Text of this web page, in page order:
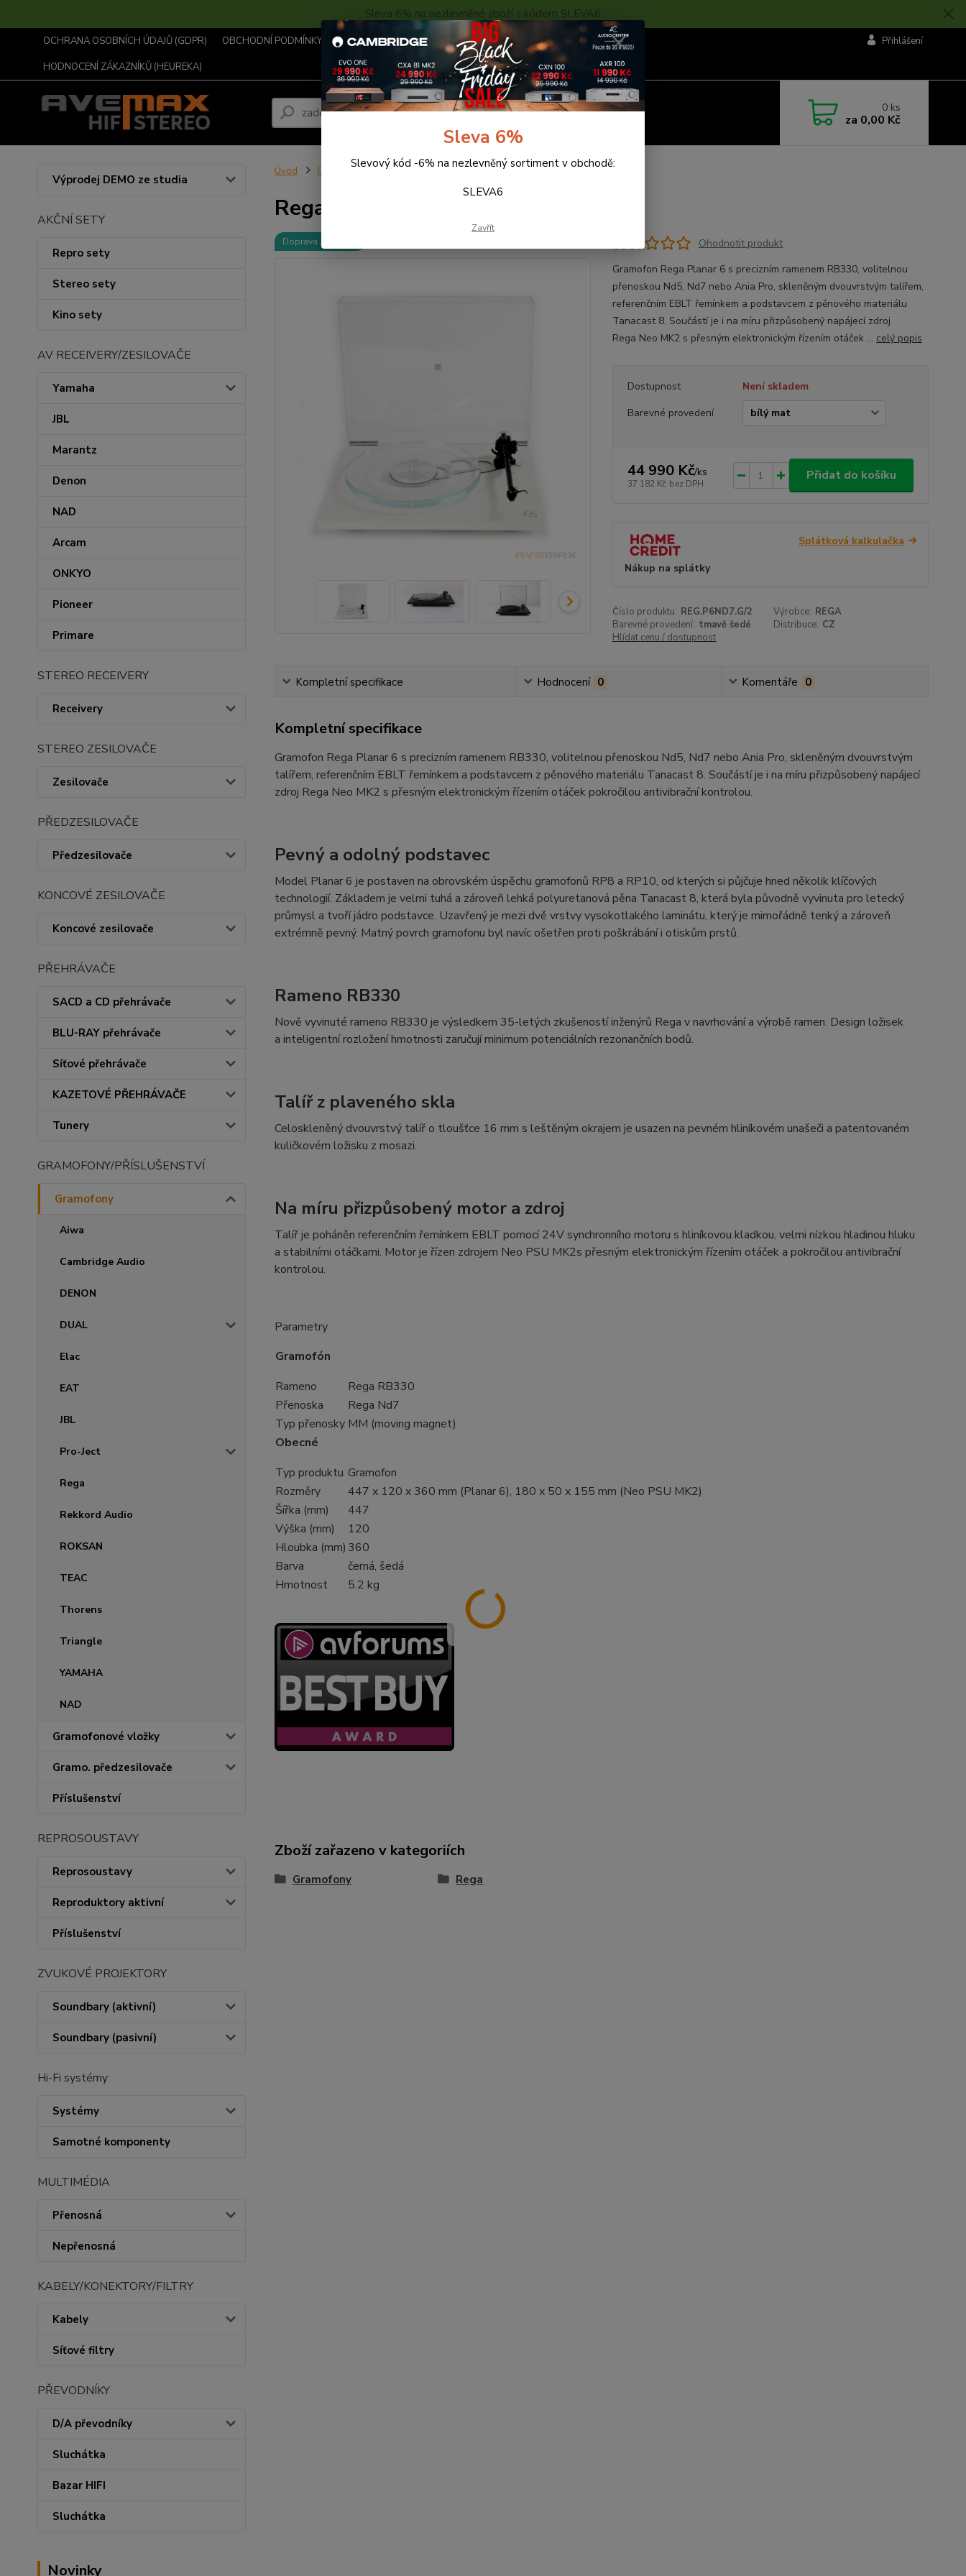
Sleva 6% na nezlevněné zboží s kódem SLEVA6
OCHRANA OSOBNÍCH ÚDAJŮ (GDPR) OBCHODNÍ PODMÍNKY ... KONTAKTY O NÁS
POPTÁVKA ZBOŽÍ - KALKULACE
HODNOCENÍ ZÁKAZNÍKŮ (HEUREKA)
Přihlášení
Hledat 0 ks
za 0,00 Kč
Výprodej DEMO ze studia
AKČNÍ SETY
Repro sety
Stereo sety
Kino sety
AV RECEIVERY/ZESILOVAČE
Yamaha
JBL
Marantz
Denon
NAD
Arcam
ONKYO
Pioneer
Primare
STEREO RECEIVERY
Receivery
STEREO ZESILOVAČE
Zesilovače
PŘEDZESILOVAČE
Předzesilovače
KONCOVÉ ZESILOVAČE
Koncové zesilovače
PŘEHRÁVAČE
SACD a CD přehrávače
BLU-RAY přehrávače
Síťové přehrávače
KAZETOVÉ PŘEHRÁVAČE
Tunery
GRAMOFONY/PŘÍSLUŠENSTVÍ
Gramofony
Aiwa
Cambridge Audio
DENON
DUAL
Elac
EAT
JBL
Pro-Ject
Rega
Rekkord Audio
ROKSAN
TEAC
Thorens
Triangle
YAMAHA
NAD
Gramofonové vložky
Gramo. předzesilovače
Příslušenství
REPROSOUSTAVY
Reprosoustavy
Reproduktory aktivní
Příslušenství
ZVUKOVÉ PROJEKTORY
Soundbary (aktivní)
Soundbary (pasivní)
Hi-Fi systémy
Systémy
Samotné komponenty
MULTIMÉDIA
Přenosná
Nepřenosná
KABELY/KONEKTORY/FILTRY
Kabely
Síťové filtry
PŘEVODNÍKY
D/A převodníky
Sluchátka
Bazar HIFI
Sluchátka
Novinky
Úvod Gramofony Rega Planar 6 + Nd7 MM (bílý mat)
Rega Planar 6 + Nd7 MM (bílý mat)
Doprava ZDARMA
Ohodnotit produkt
Gramofon Rega Planar 6 s precizním ramenem RB330, volitelnou
přenoskou Nd5, Nd7 nebo Ania Pro, skleněným dvouvrstvým talířem,
referenčním EBLT řemínkem a podstavcem z pěnového materiálu
Tanacast 8. Součástí je i na míru přizpůsobený napájecí zdroj
Rega Neo MK2 s přesným elektronickým řízením otáček ... celý popis
Dostupnost
Není skladem
Barevné provedení
44 990 Kč/ks
37 182 Kč bez DPH
Přidat do košíku
Splátková kalkulačka
Nákup na splátky
Číslo produktu: REG.P6ND7.G/2 Výrobce: REGA
Barevné provedení: tmavě šedé Distribuce: CZ
Hlídat cenu / dostupnost
Kompletní specifikace Hodnocení 0 Komentáře 0
Kompletní specifikace
Gramofon Rega Planar 6 s precizním ramenem RB330, volitelnou přenoskou Nd5, Nd7 nebo Ania Pro, skleněným dvouvrstvým
talířem, referenčním EBLT řemínkem a podstavcem z pěnového materiálu Tanacast 8. Součástí je i na míru přizpůsobený napájecí
zdroj Rega Neo MK2 s přesným elektronickým řízením otáček pokročilou antivibrační kontrolou.
Pevný a odolný podstavec
Model Planar 6 je postaven na obrovském úspěchu gramofonů RP8 a RP10, od kterých si půjčuje hned několik klíčových
technologií. Základem je velmi tuhá a zároveň lehká polyuretanová pěna Tanacast 8, která byla původně vyvinuta pro letecký
průmysl a tvoří jádro podstavce. Uzavřený je mezi dvě vrstvy vysokotlakého laminátu, který je mimořádně tenký a zároveň
extrémně pevný. Matný povrch gramofonu byl navíc ošetřen proti poškrábání i otiskům prstů.
Rameno RB330
Nově vyvinuté rameno RB330 je výsledkem 35-letých zkušeností inženýrů Rega v navrhování a výrobě ramen. Design ložisek
a inteligentní rozložení hmotnosti zaručují minimum potenciálních rezonančních bodů.
Talíř z plaveného skla
Celoskleněný dvouvrstvý talíř o tloušťce 16 mm s leštěným okrajem je usazen na pevném hliníkovém unašeči a patentovaném
kuličkovém ložisku z mosazi.
Na míru přizpůsobený motor a zdroj
Talíř je poháněn referenčním řemínkem EBLT pomocí 24V synchronního motoru s hliníkovou kladkou, velmi nízkou hladinou hluku
a stabilními otáčkami. Motor je řízen zdrojem Neo PSU MK2s přesným elektronickým řízením otáček a pokročilou antivibrační
kontrolou.
Parametry
Gramofón
Rameno
Rega RB330
Přenoska
Rega Nd7
Typ přenosky MM (moving magnet)
Obecné
Typ produktu Gramofon
Rozměry
447 x 120 x 360 mm (Planar 6), 180 x 50 x 155 mm (Neo PSU MK2)
Šířka (mm)
447
Výška (mm)
120
Hloubka (mm) 360
Barva
černá, šedá
Hmotnost
5.2 kg
Zboží zařazeno v kategoriích
Gramofony Rega
Sleva 6%
Slevový kód -6% na nezlevněný sortiment v obchodě:
SLEVA6
Zavřít